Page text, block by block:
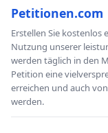
Stunden-
es selbst gerne
Studierenden
Freiheit nehmen
Redaktion
Tragt Euch mit
echoFM in die
Petitionen.com
Erstellen Sie
Nutzung unserer
werden täglich in den
Petition eine
erreichen und auch
werden.